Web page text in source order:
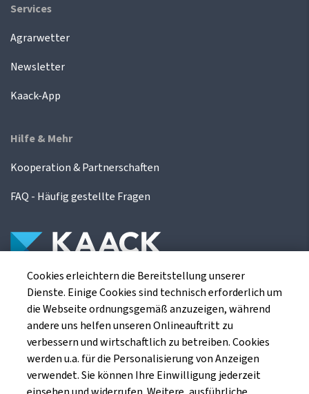
Services
Agrarwetter
Newsletter
Kaack-App
Hilfe & Mehr
Kooperation & Partnerschaften
FAQ - Häufig gestellte Fragen
Die Kaack Terminhandel GmbH ist ein
Finanzdienstleistungsinstitut für die europäischen
Agrarterminbörsen.
Kaack Terminhandel GmbH
Am Markt 8
Cookies erleichtern die Bereitstellung unserer
Dienste. Einige Cookies sind technisch erforderlich um
die Webseite ordnungsgemäß anzuzeigen, während
andere uns helfen unseren Onlineauftritt zu
verbessern und wirtschaftlich zu betreiben. Cookies
werden u.a. für die Personalisierung von Anzeigen
verwendet. Sie können Ihre Einwilligung jederzeit